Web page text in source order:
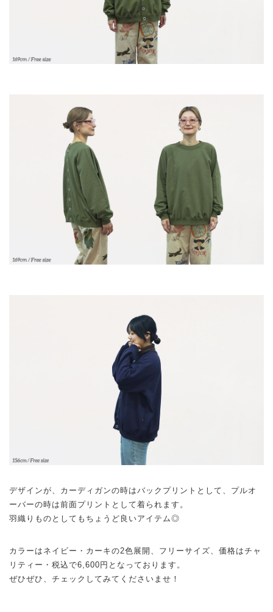
デザインが、カーディガンの時はバックプリントとして、プルオ
ーバーの時は前面プリントとして着られます。
羽織りものとしてもちょうど良いアイテム◎
カラーはネイビー・カーキの2色展開、フリーサイズ、価格はチャ
リティー・税込で6,600円となっております。
ぜひぜひ、チェックしてみてくださいませ！